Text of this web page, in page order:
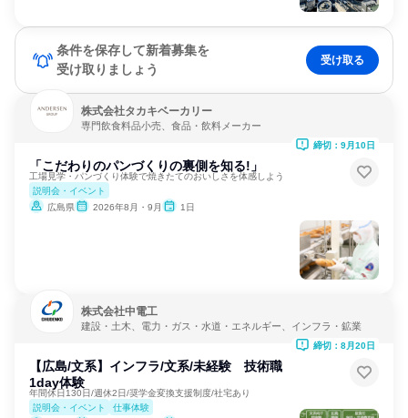
条件を保存して新着募集を
受け取りましょう
受け取る
株式会社タカキベーカリー
専門飲食料品小売、食品・飲料メーカー
「こだわりのパンづくりの裏側を知る!」
工場見学・パンづくり体験で焼きたてのおいしさを体感しよう
説明会・イベント
広島県
2026年8月・9月 1日
締切：9月10日
株式会社中電工
建設・土木、電力・ガス・水道・エネルギー、インフラ・鉱業
【広島/文系】インフラ/文系/未経験 技術職
1day体験
年間休日130日/週休2日/奨学金変換支援制度/社宅あり
説明会・イベント
仕事体験
締切：8月20日